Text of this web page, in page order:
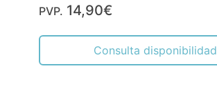
PVP. 14,90€
Consulta disponibilidad